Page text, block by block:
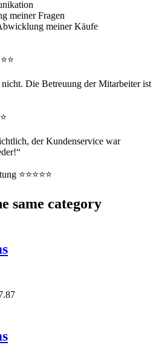
meiner Fragen
meiner Käufe
Die Betreuung der Mitarbeiter ist
der Kundenservice war
⭐⭐⭐⭐⭐
same category